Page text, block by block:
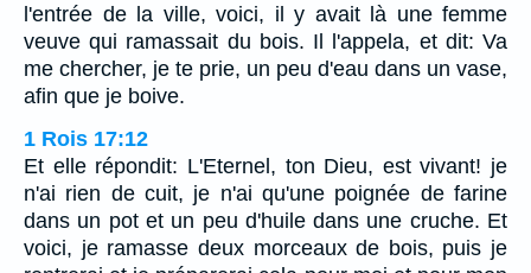
l'entrée de la ville, voici, il y avait là une femme
veuve qui ramassait du bois. Il l'appela, et dit: Va
me chercher, je te prie, un peu d'eau dans un vase,
afin que je boive.
1 Rois 17:12
Et elle répondit: L'Eternel, ton Dieu, est vivant! je
n'ai rien de cuit, je n'ai qu'une poignée de farine
dans un pot et un peu d'huile dans une cruche. Et
voici, je ramasse deux morceaux de bois, puis je